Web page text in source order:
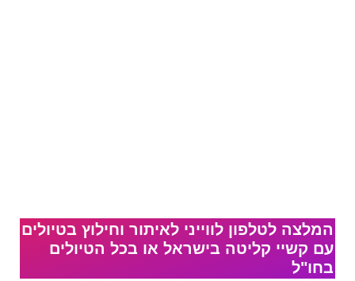
המלצה לטלפון לווייני לאיתור וחילוץ בטיולים
עם קשיי קליטה בישראל או בכל הטיולים
בחו"ל